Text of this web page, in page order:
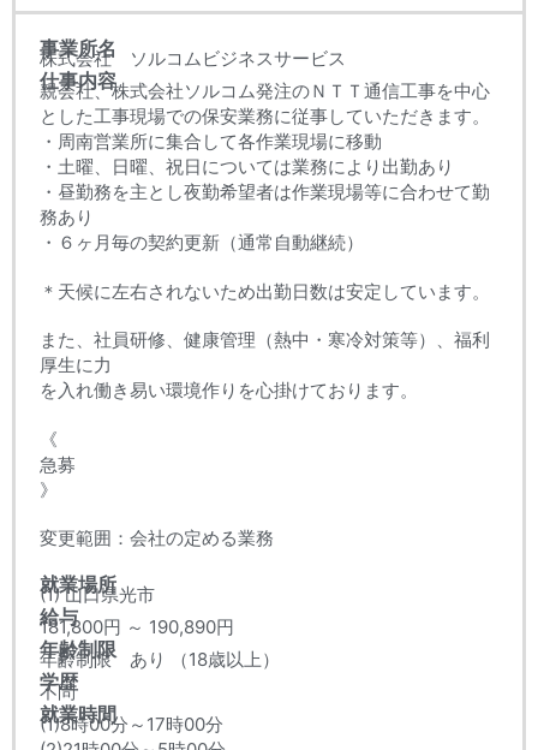
事業所名
株式会社 ソルコムビジネスサービス
仕事内容
親会社、株式会社ソルコム発注のＮＴＴ通信工事を中心
とした工事現場での保安業務に従事していただきます。
・周南営業所に集合して各作業現場に移動
・土曜、日曜、祝日については業務により出勤あり
・昼勤務を主とし夜勤希望者は作業現場等に合わせて勤
務あり
・６ヶ月毎の契約更新（通常自動継続）
＊天候に左右されないため出勤日数は安定しています。
また、社員研修、健康管理（熱中・寒冷対策等）、福利
厚生に力
を入れ働き易い環境作りを心掛けております。
《
急募
》
変更範囲：会社の定める業務
就業場所
(1) 山口県光市
給与
181,800円 ～ 190,890円
年齢制限
年齢制限 あり （18歳以上）
学歴
不問
就業時間
(1)8時00分～17時00分